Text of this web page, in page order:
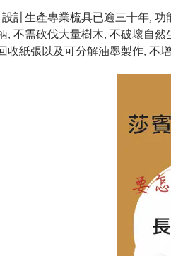
設計生產專業梳具已逾三十年,
, 不需砍伐大量樹木, 不破壞自
收紙張以及可分解油墨製作, 不